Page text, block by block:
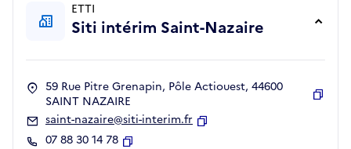
ETTI
Siti intérim Saint-Nazaire
59 Rue Pitre Grenapin, Pôle Actiouest, 44600
SAINT NAZAIRE
saint-nazaire@siti-interim.fr
07 88 30 14 78